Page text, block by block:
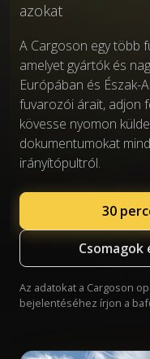
azokat
A Cargoson egy több
amelyet gyártók és
Európában és Észak-
fuvarozói árait, adjon
kövesse nyomon
dokumentumokat
irányítópultról.
30
Az adatokat a Cargoson
bejelentéséhez írjon a